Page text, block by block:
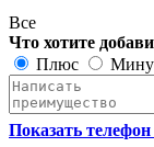
Все
Что хотите
Плюс
Показать телефон